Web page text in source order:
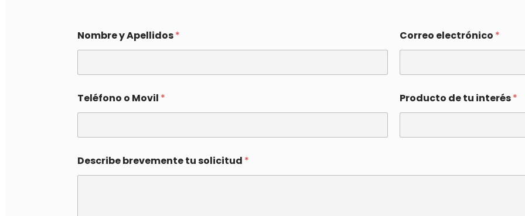
Nombre y Apellidos* Correo electrónico *
Teléfono o Movil * Producto de tu interés*
Describe brevemente tu solicitud *